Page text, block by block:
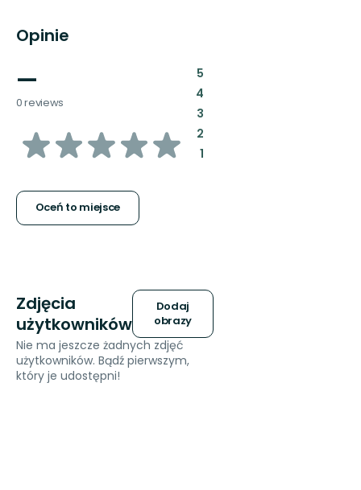
Opinie
—
0 reviews
z
gwiazdek
Oceń to miejsce
5:
4:
3:
2:
1:
Zdjęcia
użytkowników
Dodaj
obrazy
Nie ma jeszcze żadnych zdjęć
użytkowników. Bądź pierwszym,
który je udostępni!